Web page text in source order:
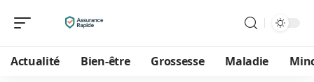
Actualité Bien-être Grossesse Maladie